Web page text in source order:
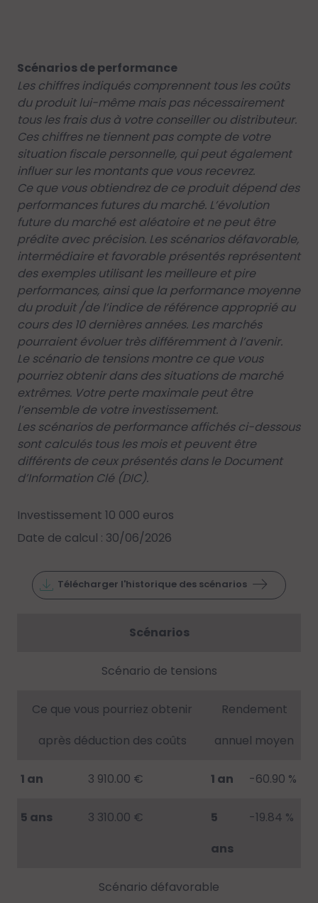
Scénarios de performance
Les chiffres indiqués comprennent tous les coûts
du produit lui-même mais pas nécessairement
tous les frais dus à votre conseiller ou distributeur.
Ces chiffres ne tiennent pas compte de votre
situation fiscale personnelle, qui peut également
influer sur les montants que vous recevrez.
Ce que vous obtiendrez de ce produit dépend des
performances futures du marché. L’évolution
future du marché est aléatoire et ne peut être
prédite avec précision. Les scénarios défavorable,
intermédiaire et favorable présentés représentent
des exemples utilisant les meilleure et pire
performances, ainsi que la performance moyenne
du produit /de l’indice de référence approprié au
cours des 10 dernières années. Les marchés
pourraient évoluer très différemment à l’avenir.
Le scénario de tensions montre ce que vous
pourriez obtenir dans des situations de marché
extrêmes. Votre perte maximale peut être
l’ensemble de votre investissement.
Les scénarios de performance affichés ci-dessous
sont calculés tous les mois et peuvent être
différents de ceux présentés dans le Document
d’Information Clé (DIC).
Investissement 10 000 euros
Date de calcul : 30/06/2026
Télécharger l'historique des scénarios
Scénarios
Scénario de tensions
Ce que vous pourriez obtenir
après déduction des coûts
Rendement
annuel moyen
1 an 3 910.00 € 1 an -60.90 %
5 ans 3 310.00 €
5
ans
-19.84 %
Scénario défavorable